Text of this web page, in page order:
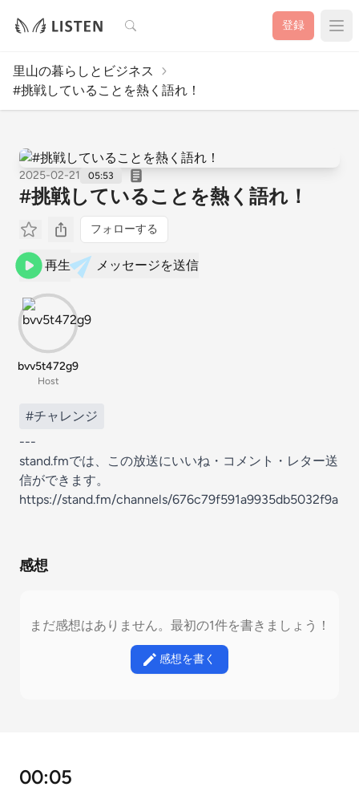
検索 登録
里山の暮らしとビジネス
#挑戦していることを熱く語れ！
2025-02-21 05:53
#挑戦していることを熱く語れ！
フォローする
再生 メッセージを送信
bvv5t472g9
Host
#チャレンジ
---
stand.fmでは、この放送にいいね・コメント・レター送
信ができます。
https://stand.fm/channels/676c79f591a9935db5032f9a
感想
まだ感想はありません。最初の1件を書きましょう！
感想を書く
00:05